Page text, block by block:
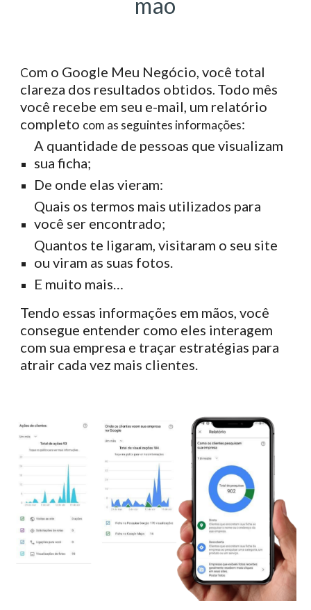
Com o Google Meu Negócio, você total
clareza dos resultados obtidos. Todo mês
você recebe em seu e-mail, um relatório
completo com as seguintes informações:
A quantidade de pessoas que visualizam
sua ficha;
De onde elas vieram:
Quais os termos mais utilizados para
você ser encontrado;
Quantos te ligaram, visitaram o seu site
ou viram as suas fotos.
E muito mais…
Tendo essas informações em mãos, você
consegue entender como eles interagem
com sua empresa e traçar estratégias para
atrair cada vez mais clientes.